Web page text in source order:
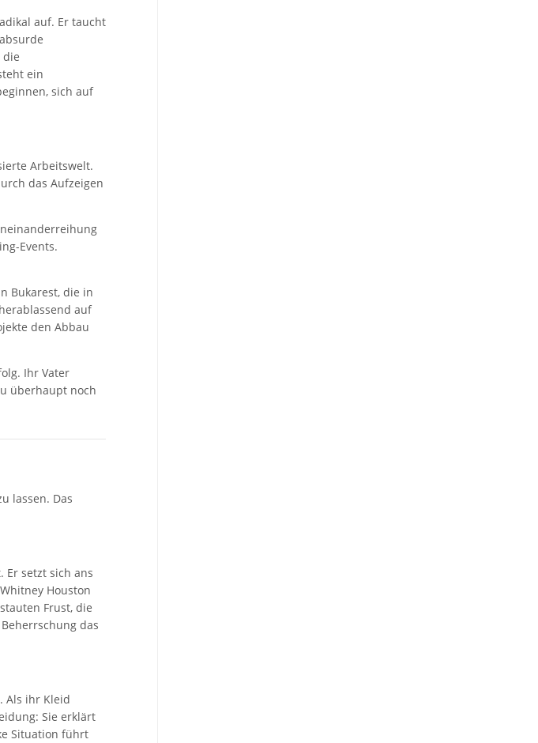
auf. Er taucht
die
ein
sich auf
Arbeitswelt.
das Aufzeigen
Events.
Bukarest, die in
auf
den Abbau
Ihr Vater
überhaupt noch
lassen. Das
Er setzt sich ans
Houston
Frust, die
das
Als ihr Kleid
Sie erklärt
Situation führt